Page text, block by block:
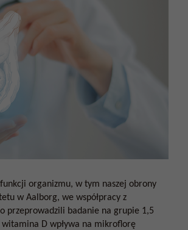
organizmu, w tym naszej obrony
w Aalborg, we współpracy z
przeprowadzili badanie na grupie 1,5
D wpływa na mikroflorę